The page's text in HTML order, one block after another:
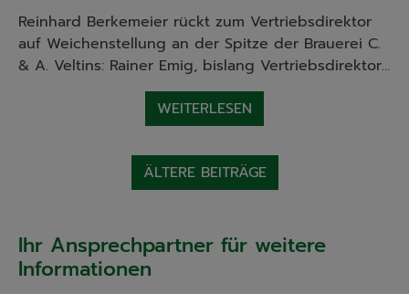
Reinhard Berkemeier rückt zum Vertriebsdirektor
auf Weichenstellung an der Spitze der Brauerei C.
& A. Veltins: Rainer Emig, bislang Vertriebsdirektor…
WEITERLESEN
Beitragsnavigation
ÄLTERE BEITRÄGE
Ihr Ansprechpartner für weitere
Informationen